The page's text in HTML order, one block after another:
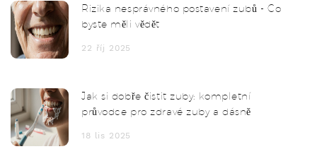
Rizika nesprávného postavení zubů - Co
byste měli vědět
22 říj 2025
Jak si dobře čistit zuby: kompletní
průvodce pro zdravé zuby a dásně
18 lis 2025